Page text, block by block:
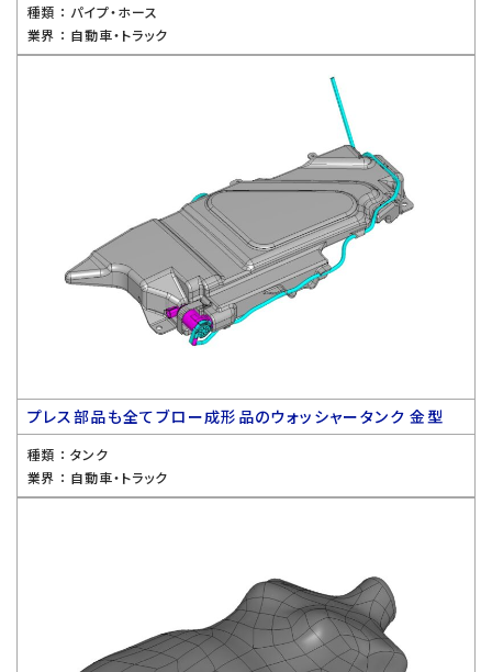
種類 ： パイプ・ホース
業界 ： 自動車・トラック
プレス部品も全てブロー成形品のウォッシャータンク 金型
種類 ： タンク
業界 ： 自動車・トラック